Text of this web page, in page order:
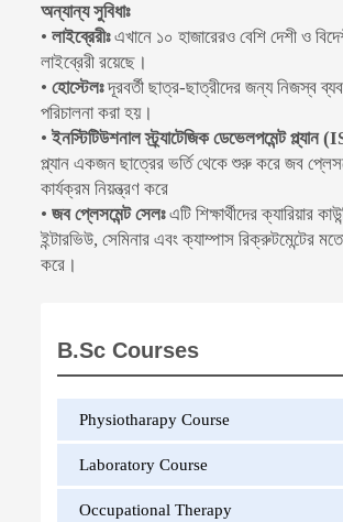
অন্যান্য সুবিধাঃ
•লাইব্রেরীঃএখানে ১০ হাজারেরও বেশি দেশী ও
লাইব্রেরী রয়েছে।
•হোস্টেলঃদূরবর্তী ছাত্র-ছাত্রীদের জন্য নিজস্ব
পরিচালনা করা হয়।
•ইনস্টিটিউশনাল স্ট্র্যাটেজিক ডেভেলপমেন্ট
প্ল্যান একজন ছাত্রের ভর্তি থেকে শুরু করে জব
কার্যক্রম নিয়ন্ত্রণ করে
•জব প্লেসমেন্ট সেলঃএটি শিক্ষার্থীদের ক্যারিয়ার
ইন্টারভিউ, সেমিনার এবং ক্যাম্পাস রিক্রুটমেন্টের
করে।
B.Sc Courses
Physiotharapy Course
Laboratory Course
Occupational Therapy